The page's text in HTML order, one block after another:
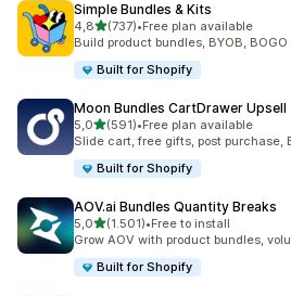
Simple Bundles & Kits
4,85 yıldız üzerinden
(737)
toplam 737 değerlendirme
•Free plan available
Build product bundles, BYOB,
Built for Shopify
Moon Bundles CartDrawer Upsell
5,05 yıldız üzerinden
(591)
toplam 591 değerlendirme
•Free plan available
Slide cart, free gifts, post purchase,
Built for Shopify
AOV.ai Bundles Quantity Breaks
5,05 yıldız üzerinden
(1.501)
toplam 1501 değerlendirme
•Free to install
Grow AOV with product bundles,
Built for Shopify